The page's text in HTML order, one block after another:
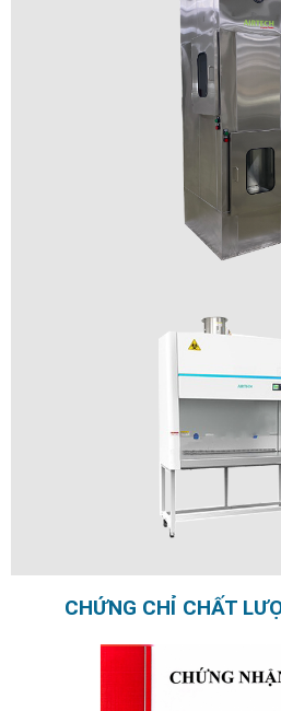
CHỨNG CHỈ CHẤT